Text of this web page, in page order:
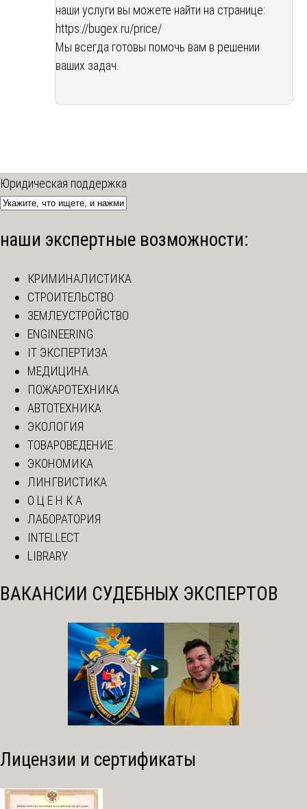
наши услуги вы можете найти на странице:
https://bugex.ru/price/
Мы всегда готовы помочь вам в решении
ваших задач.
Юридическая поддержка
наши экспертные возможности:
КРИМИНАЛИСТИКА
СТРОИТЕЛЬСТВО
ЗЕМЛЕУСТРОЙСТВО
ENGINEERING
IT ЭКСПЕРТИЗА
МЕДИЦИНА
ПОЖАРОТЕХНИКА
АВТОТЕХНИКА
ЭКОЛОГИЯ
ТОВАРОВЕДЕНИЕ
ЭКОНОМИКА
ЛИНГВИСТИКА
О Ц Е Н К А
ЛАБОРАТОРИЯ
INTELLECT
LIBRARY
ВАКАНСИИ СУДЕБНЫХ ЭКСПЕРТОВ
Лицензии и сертификаты